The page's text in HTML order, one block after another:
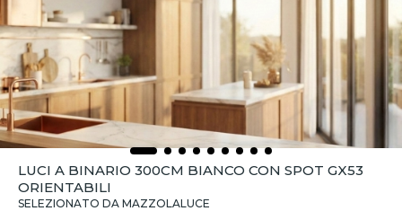
LUCI A BINARIO 300CM BIANCO CON SPOT GX53
ORIENTABILI
SELEZIONATO DA MAZZOLALUCE